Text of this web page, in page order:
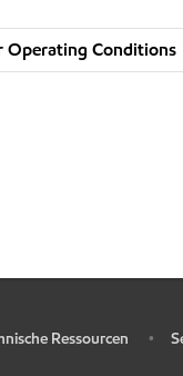
Operating Conditions
Ressourcen •